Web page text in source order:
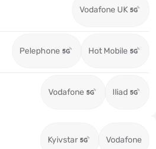
Vodafone UK
Pelephone Hot Mobile
Vodafone Iliad
Kyivstar Vodafone